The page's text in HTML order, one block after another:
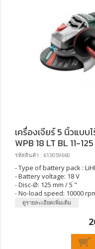
เครื่องเจียร์ 5 นิ้วแบบ
WPB 18 LT BL 11-
รหัสสินค้า : 613059660
- Type of battery pack :
- Battery voltage: 18 V
- Disc-Ø: 125 mm / 5 "
- No-load speed: 10000
ดูรายละเอียดเพิ่มเติม